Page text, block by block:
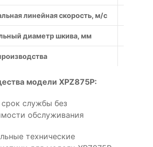
линейная скорость, м/с
диаметр шкива, мм
модели XPZ875P:
службы без
обслуживания
технические